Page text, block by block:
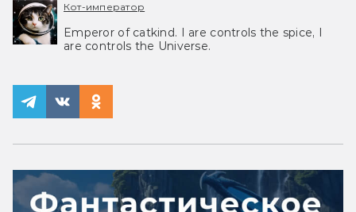
Кот-император
Emperor of catkind. I are controls the spice, I
are controls the Universe.